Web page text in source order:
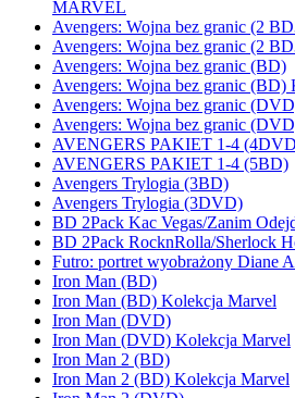
MARVEL
Avengers: Wojna bez granic (2
Avengers: Wojna bez granic (2
Avengers: Wojna bez granic (BD)
Avengers: Wojna bez granic (BD)
Avengers: Wojna bez granic
Avengers: Wojna bez granic
AVENGERS PAKIET 1-4
AVENGERS PAKIET 1-4 (5BD)
Avengers Trylogia (3BD)
Avengers Trylogia (3DVD)
BD 2Pack Kac Vegas/Zanim
BD 2Pack RocknRolla/Sherlock
Futro: portret wyobrażony Diane
Iron Man (BD)
Iron Man (BD) Kolekcja Marvel
Iron Man (DVD)
Iron Man (DVD) Kolekcja Marvel
Iron Man 2 (BD)
Iron Man 2 (BD) Kolekcja Marvel